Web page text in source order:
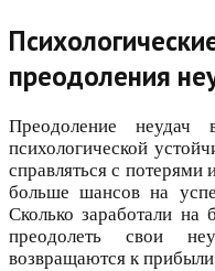
преодоления
Преодоление неудач
психологической
справляться с потерями
больше шансов на
Сколько заработали
преодолеть свои
возвращаются к